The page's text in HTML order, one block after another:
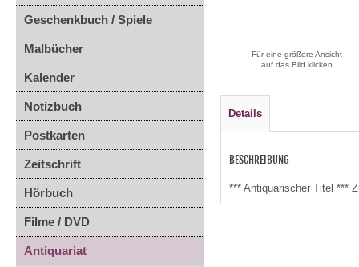
Geschenkbuch / Spiele
Malbücher
Kalender
Notizbuch
Postkarten
Zeitschrift
Hörbuch
Filme / DVD
Antiquariat
Für eine größere Ansicht
auf das Bild klicken
Details
BESCHREIBUNG
*** Antiquarischer Titel ***